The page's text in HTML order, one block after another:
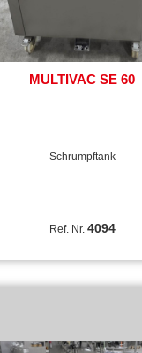
MULTIVAC SE 60
Schrumpftank
Ref. Nr. 4094